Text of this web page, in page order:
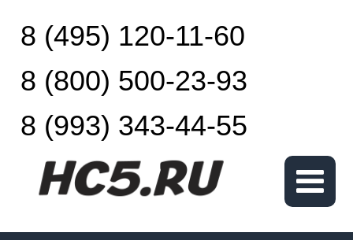
8 (495) 120-11-60
8 (800) 500-23-93
8 (993) 343-44-55